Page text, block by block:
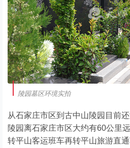
陵园墓区环境实拍
从石家庄市区到古中山陵园目前
陵园离石家庄市区大约有60公里
转平山客运班车再转平山旅游直